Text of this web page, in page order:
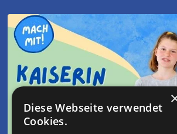
Diese Webseite verwendet
Cookies.